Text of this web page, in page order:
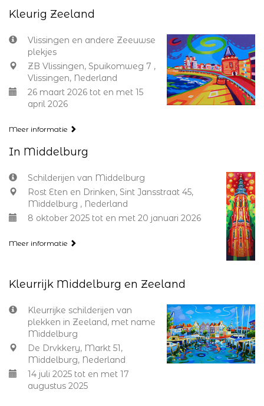
Kleurig Zeeland
Vlissingen en andere Zeeuwse
plekjes
ZB Vlissingen, Spuikomweg 7 ,
Vlissingen, Nederland
26 maart 2026 tot en met 15
april 2026
Meer informatie
In Middelburg
Schilderijen van Middelburg
Rost Eten en Drinken, Sint Jansstraat 45,
Middelburg , Nederland
8 oktober 2025 tot en met 20 januari 2026
Meer informatie
Kleurrijk Middelburg en Zeeland
Kleurrijke schilderijen van
plekken in Zeeland, met name
Middelburg
De Drvkkery, Markt 51,
Middelburg, Nederland
14 juli 2025 tot en met 17
augustus 2025